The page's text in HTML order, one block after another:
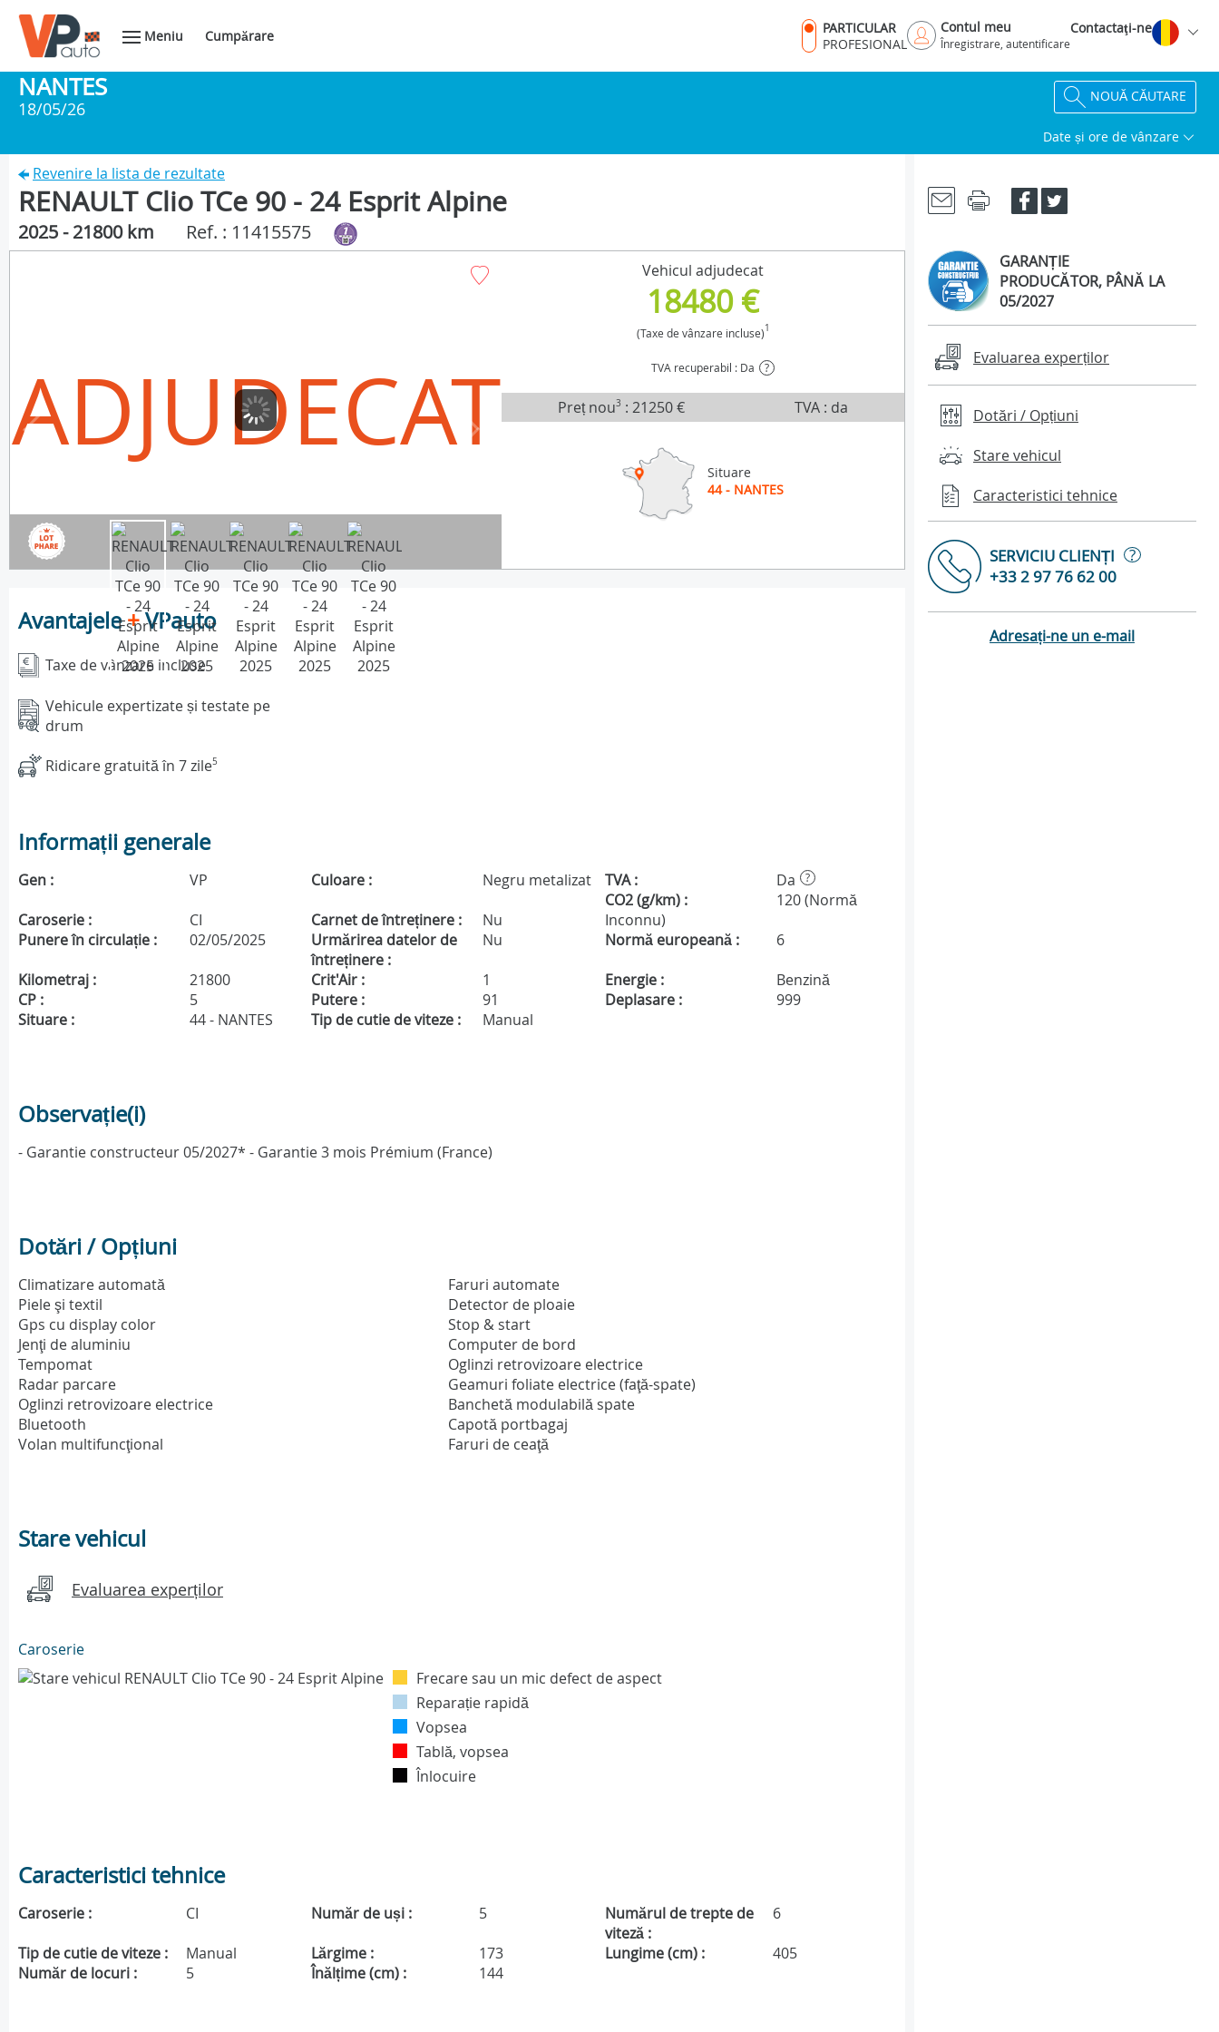
Meniu Cumpărare
PARTICULAR
PROFESIONAL
Contul meu
Înregistrare, autentificare
Contactaţi-ne
NANTES
18/05/26
NOUĂ CĂUTARE
Date și ore de vânzare
Revenire la lista de rezultate
RENAULT Clio TCe 90 - 24 Esprit Alpine
2025 - 21800 km Ref. : 11415575
ADJUDECAT
Vehicul adjudecat
18480 €
(Taxe de vânzare incluse)1
TVA recuperabil : Da ?
Preț nou3 :21250 € TVA : da
Situare
44 - NANTES
Avantajele+VPauto
Taxe de vânzare incluse
Vehicule expertizate și testate pe
drum
Ridicare gratuită în 7 zile5
Informații generale
Gen : VP Culoare : Negru metalizat TVA : Da ?
Caroserie : CI Carnet de întreținere : Nu
CO2 (g/km) :
120 (Normă
Inconnu)
Punere în circulație :
02/05/2025
Urmărirea datelor de
întreținere :
Nu Normă europeană :
6
Kilometraj :
21800 Crit'Air : 1 Energie :
Benzină
CP :
5 Putere : 91 Deplasare :
999
Situare :
44 - NANTES Tip de cutie de viteze : Manual
Observație(i)
- Garantie constructeur 05/2027* - Garantie 3 mois Prémium (France)
Dotări / Opțiuni
Climatizare automată
Piele şi textil
Gps cu display color
Jenţi de aluminiu
Tempomat
Radar parcare
Oglinzi retrovizoare electrice
Bluetooth
Volan multifuncţional
Faruri automate
Detector de ploaie
Stop & start
Computer de bord
Oglinzi retrovizoare electrice
Geamuri foliate electrice (faţă-spate)
Banchetă modulabilă spate
Capotă portbagaj
Faruri de ceaţă
Stare vehicul
Evaluarea experților
Caroserie
Frecare sau un mic defect de aspect
Reparație rapidă
Vopsea
Tablă, vopsea
Înlocuire
Caracteristici tehnice
Caroserie : CI Număr de uși : 5
Numărul de trepte de
viteză :
6
Tip de cutie de viteze :
Manual Lărgime : 173 Lungime (cm) :
405
Număr de locuri :
5 Înălțime (cm) : 144
GARANȚIE
PRODUCĂTOR, PÂNĂ LA
05/2027
Evaluarea experților
Dotări / Opțiuni
Stare vehicul
Caracteristici tehnice
SERVICIU CLIENȚI
?
+33 2 97 76 62 00
Adresați-ne un e-mail